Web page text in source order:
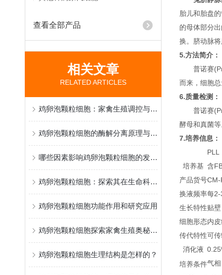
查看全部产品
相关文章
RELATED ARTICLES
鸡卵泡颗粒细胞：家禽生殖调控与卵巢功能研究的特色模型
鸡卵泡颗粒细胞的酶解分离原理与生殖激素调控研究应用
哪些因素影响鸡卵泡颗粒细胞的发育与质量？
鸡卵泡颗粒细胞：探索其在生命科学中的奥秘与应用
鸡卵泡颗粒细胞功能作用和研究应用
鸡卵泡颗粒细胞探索家禽生殖奥秘的细胞钥匙
鸡卵泡颗粒细胞生理结构是怎样的？
胎儿和胎盘
的母体部分
换。脐动脉
5.方法简介：
普诺赛
而来，细胞
6.质量检测：
普诺赛
酵母和真菌
7.培养信息：
PLL
培养基 含
产品货号CM-
换液频率每2-
生长特性贴壁
细胞形态内
传代特性可
消化液
培养条件气